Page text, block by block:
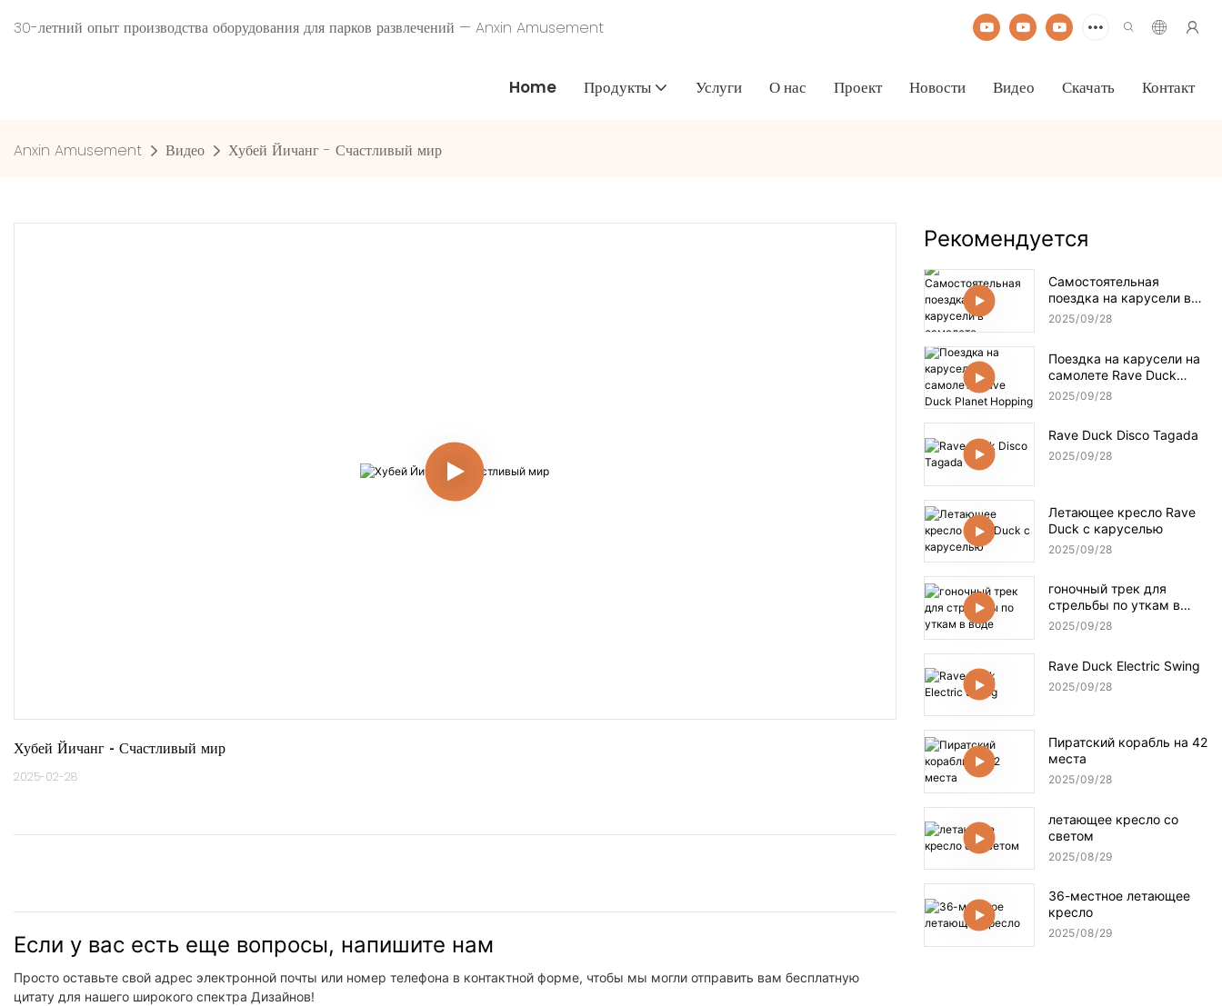
30-летний опыт производства оборудования для парков развлечений — Anxin Amusement
Home Продукты Услуги О нас Проект Новости Видео Скачать Контакт
Anxin Amusement Видео Хубей Йичанг - Счастливый мир
Хубей Йичанг - Счастливый мир
2025-02-28
Если у вас есть еще вопросы, напишите нам
Просто оставьте свой адрес электронной почты или номер телефона в контактной форме, чтобы мы могли отправить вам бесплатную
цитату для нашего широкого спектра Дизайнов!
Рекомендуется
Самостоятельная
поездка на карусели в
самолете
2025 09 28
Поездка на карусели на
самолете Rave Duck
Planet Hopping
2025 09 28
Rave Duck Disco Tagada
2025 09 28
Летающее кресло Rave
Duck с каруселью
2025 09 28
гоночный трек для
стрельбы по уткам в
воде
2025 09 28
Rave Duck Electric Swing
2025 09 28
Пиратский корабль на 42
места
2025 09 28
летающее кресло со
светом
2025 08 29
36-местное летающее
кресло
2025 08 29